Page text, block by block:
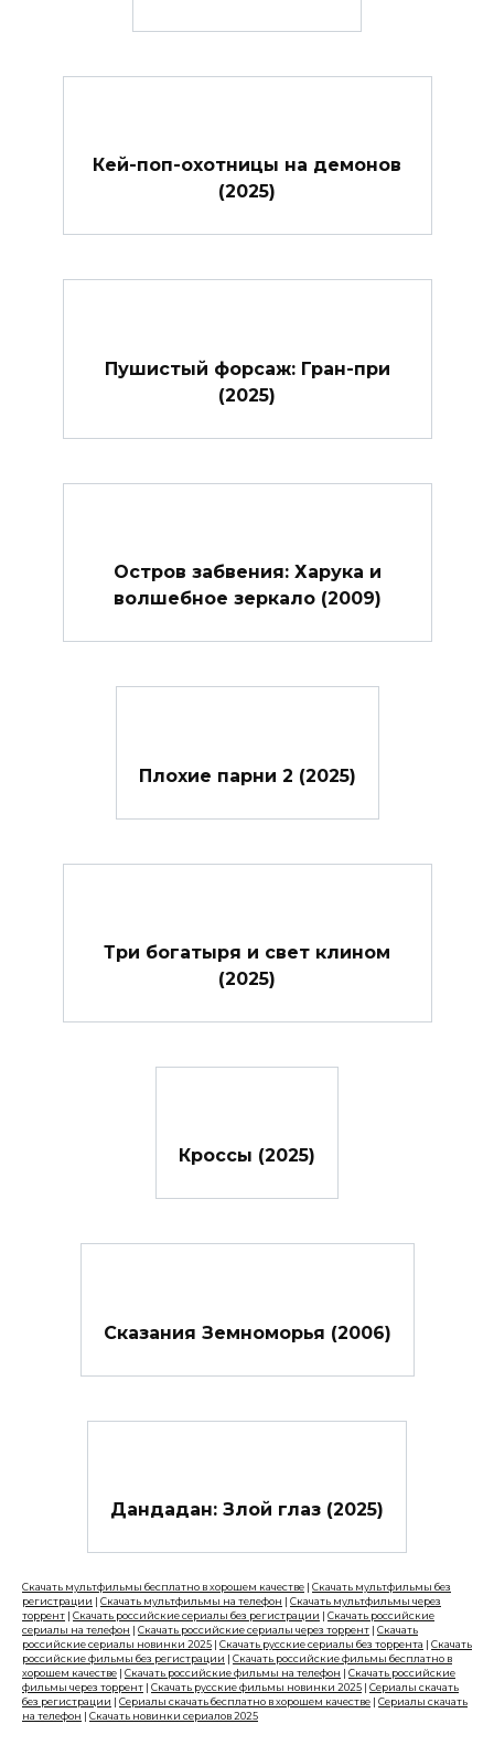
Кей-поп-охотницы на демонов
(2025)
Пушистый форсаж: Гран-при
(2025)
Остров забвения: Харука и
волшебное зеркало (2009)
Плохие парни 2 (2025)
Три богатыря и свет клином
(2025)
Кроссы (2025)
Сказания Земноморья (2006)
Дандадан: Злой глаз (2025)
Скачать мультфильмы бесплатно в хорошем качестве | Скачать мультфильмы без
регистрации | Скачать мультфильмы на телефон | Скачать мультфильмы через
торрент | Скачать российские сериалы без регистрации | Скачать российские
сериалы на телефон | Скачать российские сериалы через торрент | Скачать
российские сериалы новинки 2025 | Скачать русские сериалы без торрента | Скачать
российские фильмы без регистрации | Скачать российские фильмы бесплатно в
хорошем качестве | Скачать российские фильмы на телефон | Скачать российские
фильмы через торрент | Скачать русские фильмы новинки 2025 | Сериалы скачать
без регистрации | Сериалы скачать бесплатно в хорошем качестве | Сериалы скачать
на телефон | Скачать новинки сериалов 2025